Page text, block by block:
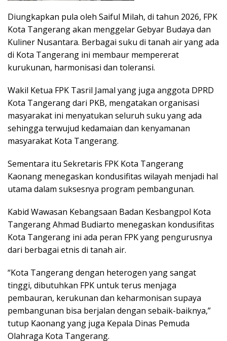
Diungkapkan pula oleh Saiful Milah, di tahun 2026, FPK
Kota Tangerang akan menggelar Gebyar Budaya dan
Kuliner Nusantara. Berbagai suku di tanah air yang ada
di Kota Tangerang ini membaur mempererat
kurukunan, harmonisasi dan toleransi.
Wakil Ketua FPK Tasril Jamal yang juga anggota DPRD
Kota Tangerang dari PKB, mengatakan organisasi
masyarakat ini menyatukan seluruh suku yang ada
sehingga terwujud kedamaian dan kenyamanan
masyarakat Kota Tangerang.
Sementara itu Sekretaris FPK Kota Tangerang
Kaonang menegaskan kondusifitas wilayah menjadi hal
utama dalam suksesnya program pembangunan.
Kabid Wawasan Kebangsaan Badan Kesbangpol Kota
Tangerang Ahmad Budiarto menegaskan kondusifitas
Kota Tangerang ini ada peran FPK yang pengurusnya
dari berbagai etnis di tanah air.
“Kota Tangerang dengan heterogen yang sangat
tinggi, dibutuhkan FPK untuk terus menjaga
pembauran, kerukunan dan keharmonisan supaya
pembangunan bisa berjalan dengan sebaik-baiknya,”
tutup Kaonang yang juga Kepala Dinas Pemuda
Olahraga Kota Tangerang.